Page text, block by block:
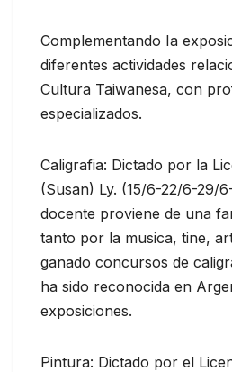
Complementando Ia
diferentes actividades
Cultura Taiwanesa, con
especializados.
Caligrafia: Dictado por la
(Susan) Ly. (15/6-22/6-29/
docente proviene de una
tanto por la musica, tine,
ganado concursos de
ha sido reconocida en
exposiciones.
Pintura: Dictado por el